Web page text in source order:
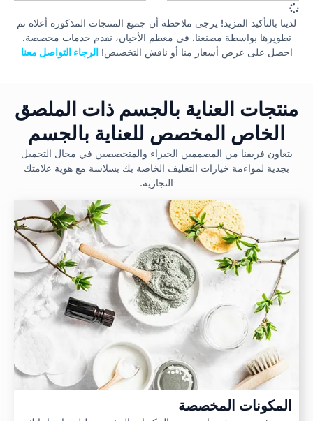
لدينا بالتأكيد المزيد! يرجى ملاحظة أن جميع المنتجات المذكورة أعلاه تم
تطويرها بواسطة مصنعنا. في معظم الأحيان، نقدم خدمات مخصصة.
احصل على عرض أسعار منا أو ناقش التخصيص!الرجاء التواصل معنا
منتجات العناية بالجسم ذات الملصق
الخاص المخصص للعناية بالجسم
يتعاون فريقنا من المصممين الخبراء والمتخصصين في مجال التجميل
بجدية لمواءمة خيارات التغليف الخاصة بك بسلاسة مع هوية علامتك
التجارية.
المكونات المخصصة